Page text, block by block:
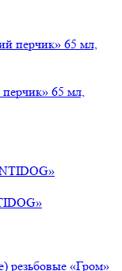
65 мл,